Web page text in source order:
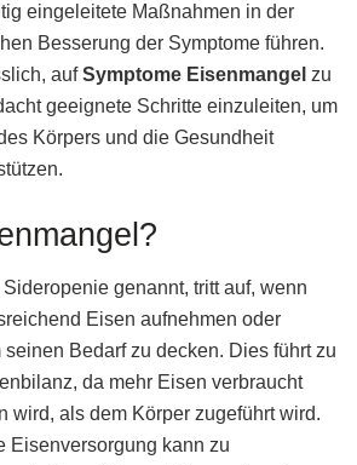
eingeleitete Maßnahmen in der
Besserung der Symptome führen.
aufSymptome Eisenmangel zu
geeignete Schritte einzuleiten, um
Körpers und die Gesundheit
genannt, tritt auf, wenn
Eisen aufnehmen oder
Bedarf zu decken. Dies führt zu
da mehr Eisen verbraucht
wird, als dem Körper zugeführt wird.
Eisenversorgung kann zu